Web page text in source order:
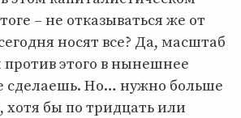
– не отказываться же от
носят все? Да, масштаб
этого в нынешнее
сделаешь. Но… нужно больше
хотя бы по тридцать или